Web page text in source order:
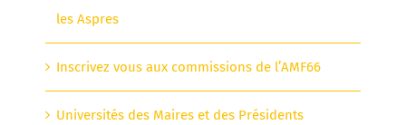
les Aspres
Inscrivez vous aux commissions de l’AMF66
Universités des Maires et des Présidents